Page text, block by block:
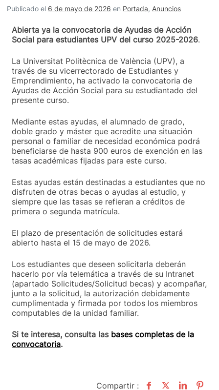
Publicado el 6 de mayo de 2026 en Portada, Anuncios
Abierta ya la convocatoria de Ayudas de Acción
Social para estudiantes UPV del curso 2025-2026.
La Universitat Politècnica de València (UPV), a
través de su vicerrectorado de Estudiantes y
Emprendimiento, ha activado la convocatoria de
Ayudas de Acción Social para su estudiantado del
presente curso.
Mediante estas ayudas, el alumnado de grado,
doble grado y máster que acredite una situación
personal o familiar de necesidad económica podrá
beneficiarse de hasta 900 euros de exención en las
tasas académicas fijadas para este curso.
Estas ayudas están destinadas a estudiantes que no
disfruten de otras becas o ayudas al estudio, y
siempre que las tasas se refieran a créditos de
primera o segunda matrícula.
El plazo de presentación de solicitudes estará
abierto hasta el 15 de mayo de 2026.
Los estudiantes que deseen solicitarla deberán
hacerlo por vía telemática a través de su Intranet
(apartado Solicitudes/Solicitud becas) y acompañar,
junto a la solicitud, la autorización debidamente
cumplimentada y firmada por todos los miembros
computables de la unidad familiar.
Si te interesa, consulta las bases completas de la
convocatoria.
Compartir :